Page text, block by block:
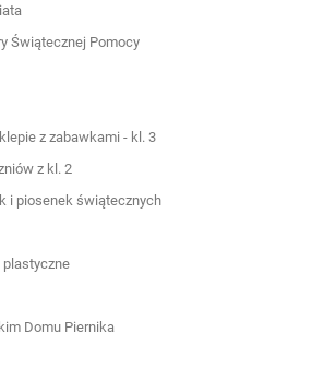
Świątecznej Pomocy
z zabawkami - kl. 3
z kl. 2
i piosenek świątecznych
plastyczne
Domu Piernika